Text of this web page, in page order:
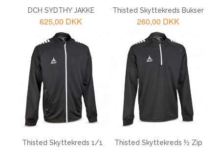
DCH SYDTHY JAKKE
625,00 DKK
Thisted Skyttekreds Bukser
260,00 DKK
Thisted Skyttekreds 1/1
Thisted Skyttekreds ½ Zip